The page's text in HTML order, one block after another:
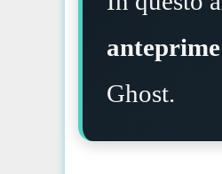
Ghost.